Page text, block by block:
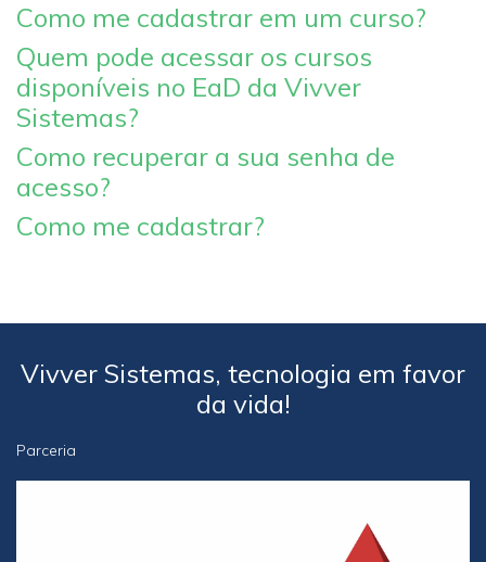
Como me cadastrar em um curso?
Quem pode acessar os cursos
disponíveis no EaD da Vivver
Sistemas?
Como recuperar a sua senha de
acesso?
Como me cadastrar?
Vivver Sistemas, tecnologia em favor
da vida!
Parceria